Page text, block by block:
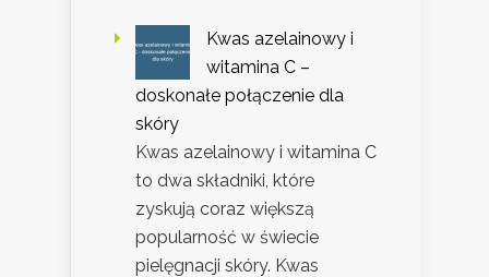
Kwas azelainowy i
witamina C –
doskonałe połączenie dla
skóry
Kwas azelainowy i witamina C
to dwa składniki, które
zyskują coraz większą
popularność w świecie
pielęgnacji skóry. Kwas